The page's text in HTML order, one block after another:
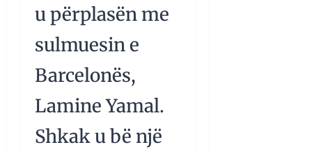
u përplasën me
sulmuesin e
Barcelonës,
Lamine Yamal.
Shkak u bë një